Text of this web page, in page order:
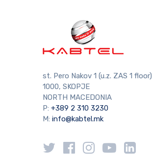
st. Pero Nakov 1 (u.z. ZAS 1 floor)
1000, SKOPJE
NORTH MACEDONIA
P: +389 2 310 3230
M: info@kabtel.mk